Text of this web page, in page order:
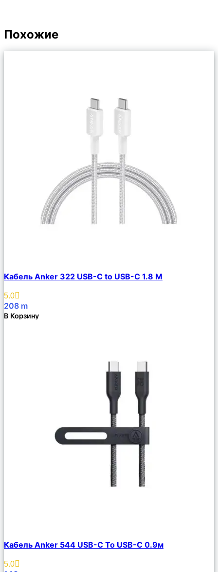
Похожие
Описание
Избранное
Кабель Anker 322 USB-C to USB-C 1.8 М
5.0
208 m
В Корзину
Описание
Избранное
Кабель Anker 544 USB-C To USB-C 0.9м
5.0